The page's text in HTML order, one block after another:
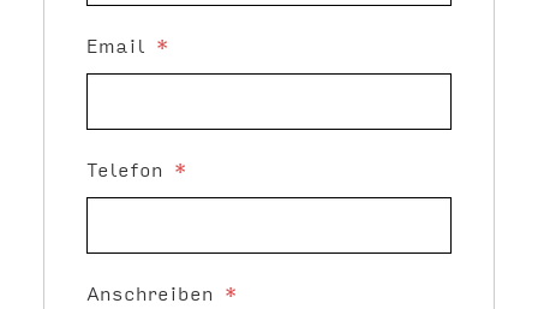
Email *
Telefon *
Anschreiben *